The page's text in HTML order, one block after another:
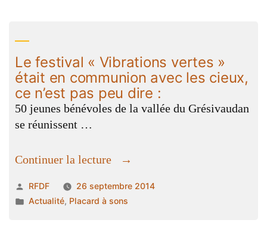
Le festival « Vibrations vertes »
était en communion avec les cieux,
ce n’est pas peu dire :
50 jeunes bénévoles de la vallée du Grésivaudan
se réunissent …
Continuer la lecture
« Le
« Vibrations
vertes »
Publié
par
RFDF
26 septembre 2014
Publié
Actualité, Placard à sons